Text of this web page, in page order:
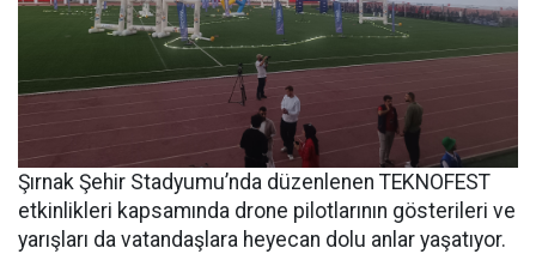
Şırnak Şehir Stadyumu’nda düzenlenen TEKNOFEST
etkinlikleri kapsamında drone pilotlarının gösterileri ve
yarışları da vatandaşlara heyecan dolu anlar yaşatıyor.